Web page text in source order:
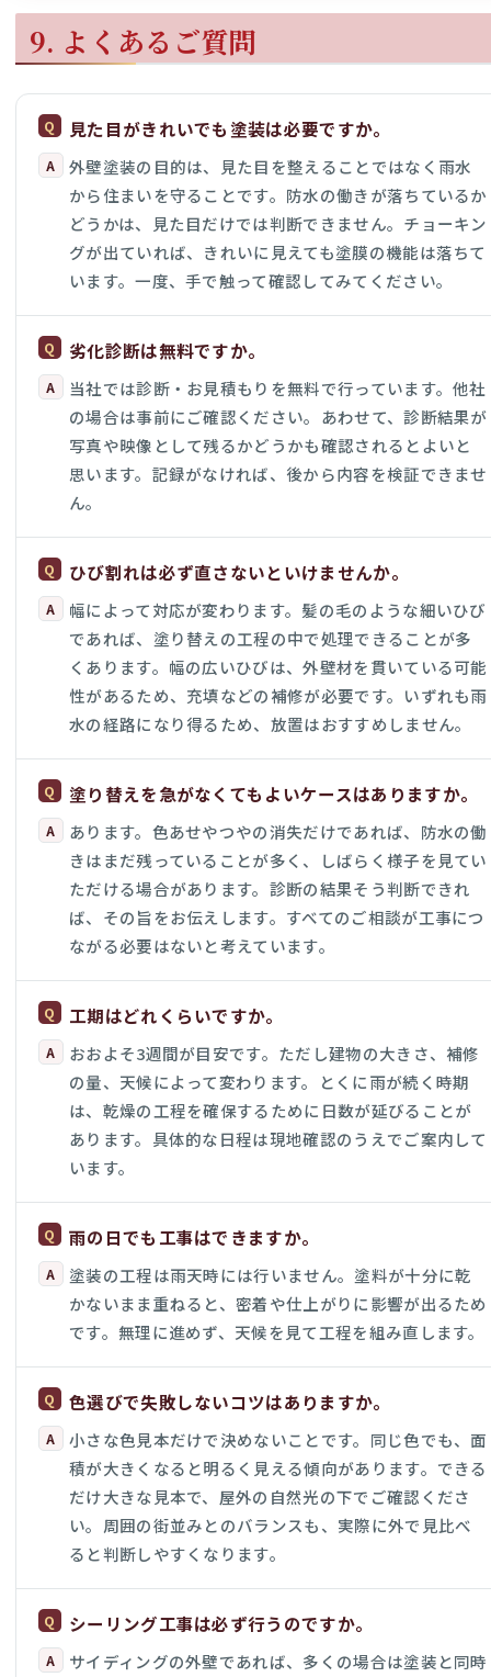
9. よくあるご質問
見た目がきれいでも塗装は必要ですか。
外壁塗装の目的は、見た目を整えることではなく雨水
から住まいを守ることです。防水の働きが落ちているか
どうかは、見た目だけでは判断できません。チョーキン
グが出ていれば、きれいに見えても塗膜の機能は落ちて
います。一度、手で触って確認してみてください。
劣化診断は無料ですか。
当社では診断・お見積もりを無料で行っています。他社
の場合は事前にご確認ください。あわせて、診断結果が
写真や映像として残るかどうかも確認されるとよいと
思います。記録がなければ、後から内容を検証できませ
ん。
ひび割れは必ず直さないといけませんか。
幅によって対応が変わります。髪の毛のような細いひび
であれば、塗り替えの工程の中で処理できることが多
くあります。幅の広いひびは、外壁材を貫いている可能
性があるため、充填などの補修が必要です。いずれも雨
水の経路になり得るため、放置はおすすめしません。
塗り替えを急がなくてもよいケースはありますか。
あります。色あせやつやの消失だけであれば、防水の働
きはまだ残っていることが多く、しばらく様子を見てい
ただける場合があります。診断の結果そう判断できれ
ば、その旨をお伝えします。すべてのご相談が工事につ
ながる必要はないと考えています。
工期はどれくらいですか。
おおよそ3週間が目安です。ただし建物の大きさ、補修
の量、天候によって変わります。とくに雨が続く時期
は、乾燥の工程を確保するために日数が延びることが
あります。具体的な日程は現地確認のうえでご案内して
います。
雨の日でも工事はできますか。
塗装の工程は雨天時には行いません。塗料が十分に乾
かないまま重ねると、密着や仕上がりに影響が出るため
です。無理に進めず、天候を見て工程を組み直します。
色選びで失敗しないコツはありますか。
小さな色見本だけで決めないことです。同じ色でも、面
積が大きくなると明るく見える傾向があります。できる
だけ大きな見本で、屋外の自然光の下でご確認くださ
い。周囲の街並みとのバランスも、実際に外で見比べ
ると判断しやすくなります。
シーリング工事は必ず行うのですか。
サイディングの外壁であれば、多くの場合は塗装と同時